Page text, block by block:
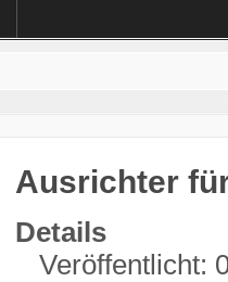
Ausrichter
Details
Veröffentlicht: